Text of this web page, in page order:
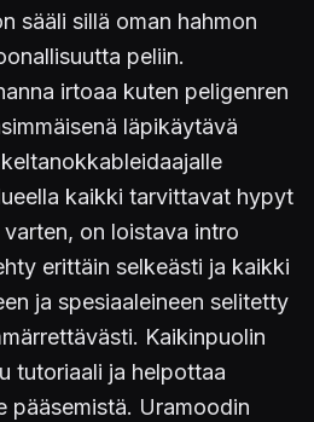
sääli sillä oman hahmon
peliin.
irtoaa kuten peligenren
läpikäytävä
kaikki tarvittavat hypyt
on loistava intro
erittäin selkeästi ja kaikki
ja spesiaaleineen selitetty
Kaikinpuolin
tutoriaali ja helpottaa
pääsemistä. Uramoodin